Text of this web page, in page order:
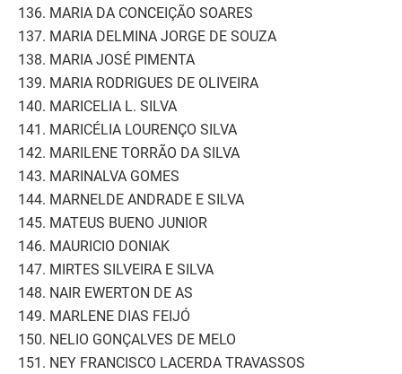
136. MARIA DA CONCEIÇÃO SOARES
137. MARIA DELMINA JORGE DE SOUZA
138. MARIA JOSÉ PIMENTA
139. MARIA RODRIGUES DE OLIVEIRA
140. MARICELIA L. SILVA
141. MARICÉLIA LOURENÇO SILVA
142. MARILENE TORRÃO DA SILVA
143. MARINALVA GOMES
144. MARNELDE ANDRADE E SILVA
145. MATEUS BUENO JUNIOR
146. MAURICIO DONIAK
147. MIRTES SILVEIRA E SILVA
148. NAIR EWERTON DE AS
149. MARLENE DIAS FEIJÓ
150. NELIO GONÇALVES DE MELO
151. NEY FRANCISCO LACERDA TRAVASSOS